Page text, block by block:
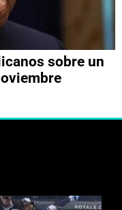
sobre un